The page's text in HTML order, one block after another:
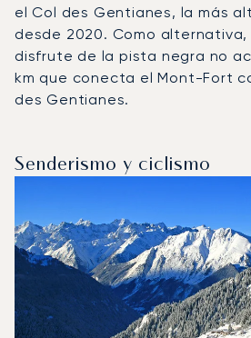
el Col des Gentianes, la más
desde 2020. Como alternativa,
disfrute de la pista negra no
km que conecta el Mont-Fort
des Gentianes.
Senderismo y ciclismo